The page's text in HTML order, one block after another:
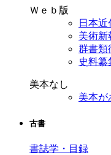
Ｗｅｂ版
日本
美術新
群書類
史料纂
美本なし
美本が
古書
書誌学・目録